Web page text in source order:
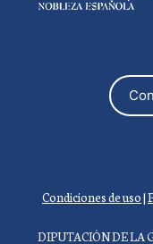
Condiciones de uso|
DIPUTACIÓN DE LA